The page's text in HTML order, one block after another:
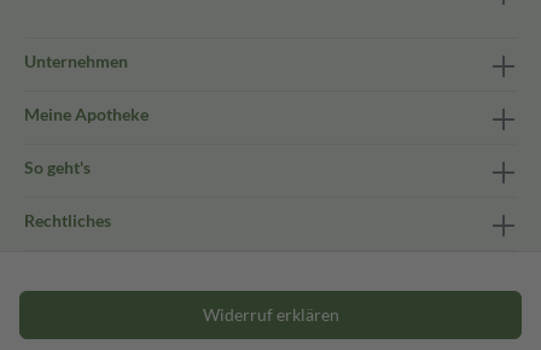
Unternehmen
Meine Apotheke
So geht's
Rechtliches
Widerruf erklären